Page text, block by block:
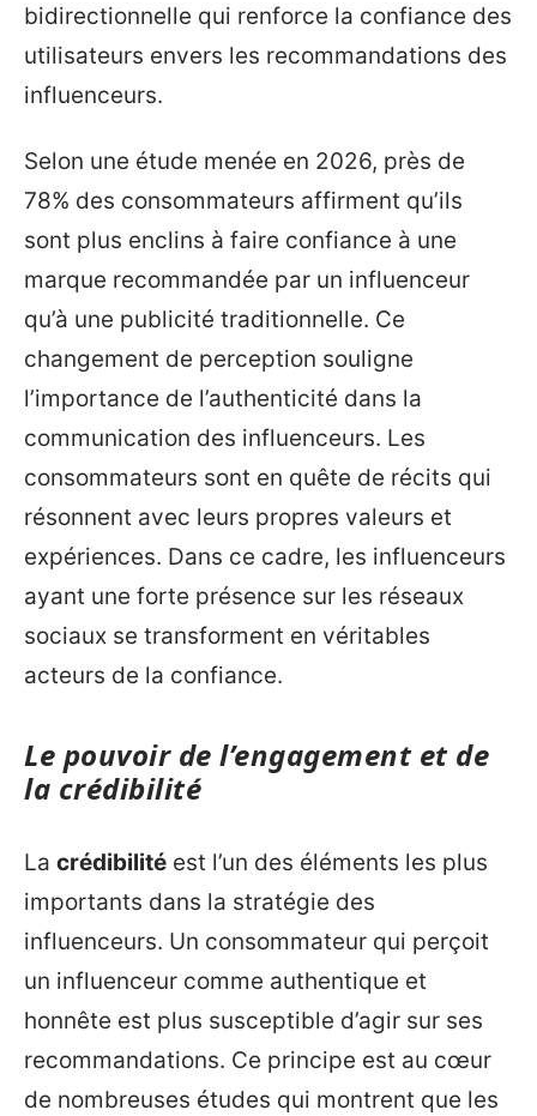
bidirectionnelle qui renforce la confiance des
utilisateurs envers les recommandations des
influenceurs.
Selon une étude menée en 2026, près de
78% des consommateurs affirment qu’ils
sont plus enclins à faire confiance à une
marque recommandée par un influenceur
qu’à une publicité traditionnelle. Ce
changement de perception souligne
l’importance de l’authenticité dans la
communication des influenceurs. Les
consommateurs sont en quête de récits qui
résonnent avec leurs propres valeurs et
expériences. Dans ce cadre, les influenceurs
ayant une forte présence sur les réseaux
sociaux se transforment en véritables
acteurs de la confiance.
Le pouvoir de l’engagement et de
la crédibilité
La crédibilité est l’un des éléments les plus
importants dans la stratégie des
influenceurs. Un consommateur qui perçoit
un influenceur comme authentique et
honnête est plus susceptible d’agir sur ses
recommandations. Ce principe est au cœur
de nombreuses études qui montrent que les